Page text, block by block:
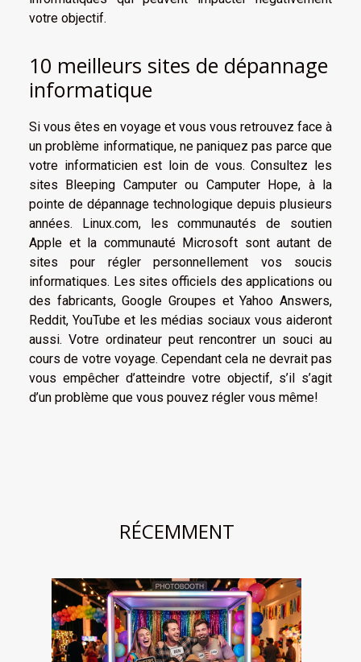
votre objectif.
10 meilleurs sites de dépannage
informatique
Si vous êtes en voyage et vous vous retrouvez face à
un problème informatique, ne paniquez pas parce que
votre informaticien est loin de vous. Consultez les
sites Bleeping Camputer ou Camputer Hope, à la
pointe de dépannage technologique depuis plusieurs
années. Linux.com, les communautés de soutien
Apple et la communauté Microsoft sont autant de
sites pour régler personnellement vos soucis
informatiques. Les sites officiels des applications ou
des fabricants, Google Groupes et Yahoo Answers,
Reddit, YouTube et les médias sociaux vous aideront
aussi. Votre ordinateur peut rencontrer un souci au
cours de votre voyage. Cependant cela ne devrait pas
vous empêcher d’atteindre votre objectif, s’il s’agit
d’un problème que vous pouvez régler vous même!
RÉCEMMENT